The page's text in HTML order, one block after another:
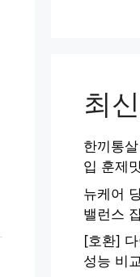
최
한끼통
입 훈제
뉴케어
밸런스
[호환]
성능 비